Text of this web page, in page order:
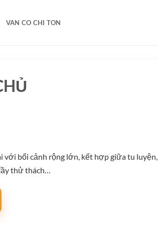
VAN CO CHI TON
với bối cảnh rộng lớn, kết hợp giữa tu luyện,
thử thách…